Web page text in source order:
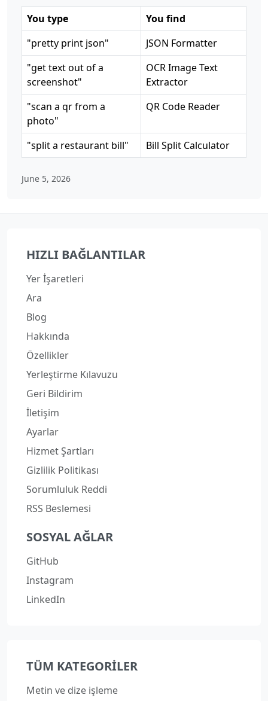
You type
You find
"pretty print json"
JSON Formatter
"get text out of a
screenshot"
OCR Image Text
Extractor
"scan a qr from a
photo"
QR Code Reader
"split a restaurant bill" Bill Split Calculator
June 5, 2026
HIZLI BAĞLANTILAR
Yer İşaretleri
Ara
Blog
Hakkında
Özellikler
Yerleştirme Kılavuzu
Geri Bildirim
İletişim
Ayarlar
Hizmet Şartları
Gizlilik Politikası
Sorumluluk Reddi
RSS Beslemesi
SOSYAL AĞLAR
GitHub
Instagram
LinkedIn
TÜM KATEGORILER
Metin ve dize işleme